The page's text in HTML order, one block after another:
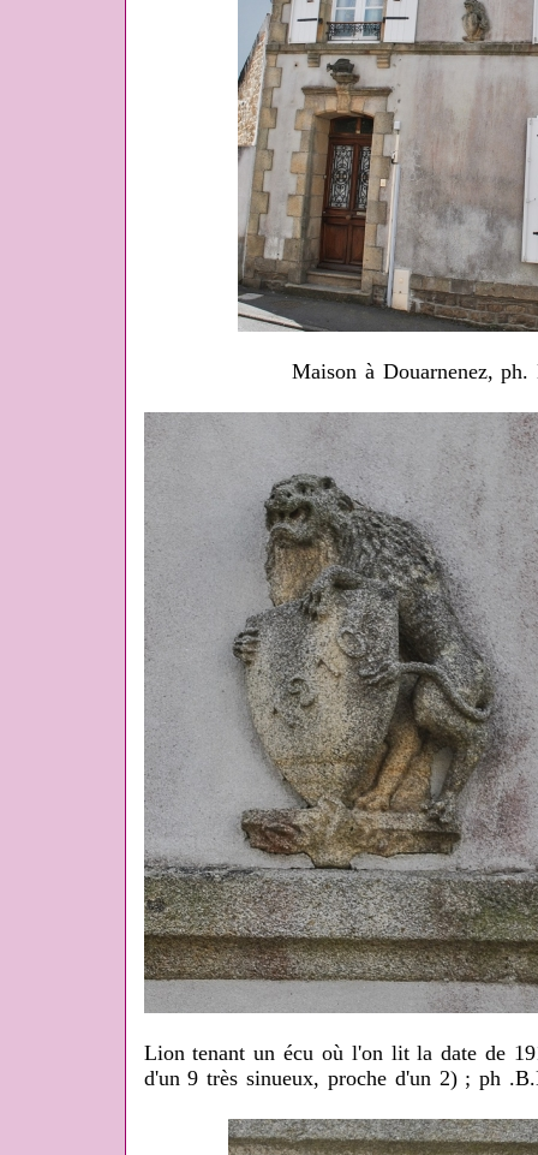
Maison à Douarnenez,
Lion tenant un écu où l'on lit la date de
d'un 9 très sinueux, proche d'un 2) ; ph